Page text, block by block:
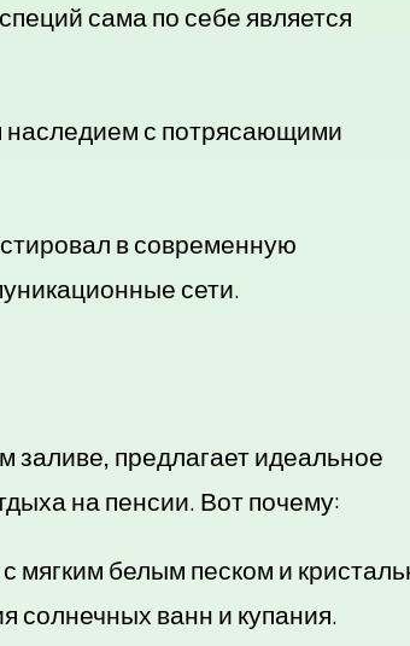
сама по себе является
наследием с потрясающими
в современную
сети.
предлагает идеальное
на пенсии. Вот почему:
мягким белым песком и
солнечных ванн и купания.